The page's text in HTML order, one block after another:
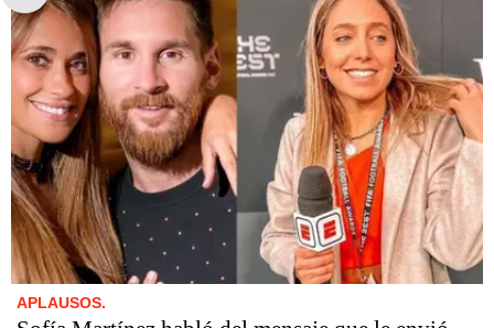
APLAUSOS.